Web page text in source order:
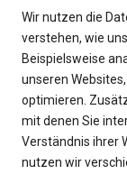
Wir nutzen die
verstehen, wie
Beispielsweise
unseren
optimieren.
mit denen Sie
Verständnis ihrer
nutzen wir